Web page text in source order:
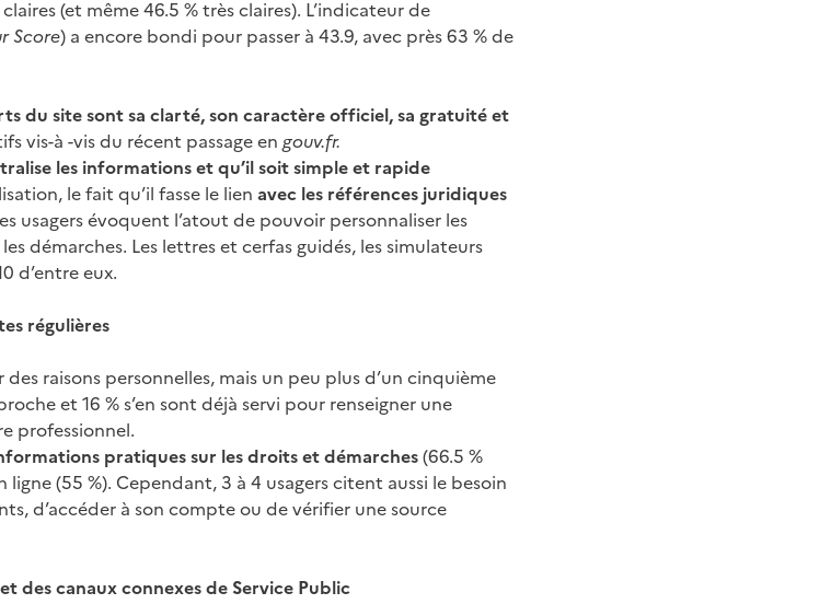
(et même 46.5 % très claires). L’indicateur de
Score) a encore bondi pour passer à 43.9, avec près 63 % de
du site sont sa clarté, son caractère officiel, sa gratuité et
vis-à -vis du récent passage en gouv.fr.
les informations et qu’il soit simple et rapide
le fait qu’il fasse le lien avec les références juridiques
usagers évoquent l’atout de pouvoir personnaliser les
démarches. Les lettres et cerfas guidés, les simulateurs
d’entre eux.
régulières
raisons personnelles, mais un peu plus d’un cinquième
et 16 % s’en sont déjà servi pour renseigner une
professionnel.
pratiques sur les droits et démarches(66.5 %
(55 %). Cependant, 3 à 4 usagers citent aussi le besoin
d’accéder à son compte ou de vérifier une source
des canaux connexes de Service Public